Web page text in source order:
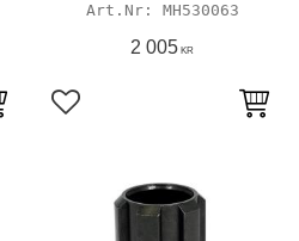
MH530063
2 005 KR
Lägg till i favoriter